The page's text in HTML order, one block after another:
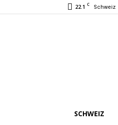
22.1 C Schweiz
SCHWEIZ